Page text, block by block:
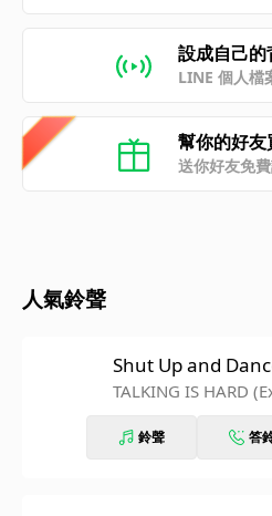
設成自己的
LINE 個人檔
幫你的好友
送你好友免
人氣鈴聲
Shut Up and
TALKING IS HARD
鈴聲 答